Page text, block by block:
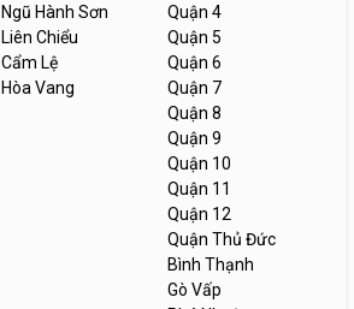
Ngũ Hành Sơn
Liên Chiểu
Cẩm Lệ
Hòa Vang
Quận 4
Quận 5
Quận 6
Quận 7
Quận 8
Quận 9
Quận 10
Quận 11
Quận 12
Quận Thủ Đức
Bình Thạnh
Gò Vấp